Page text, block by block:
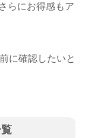
らにお得感もア
に確認したいと